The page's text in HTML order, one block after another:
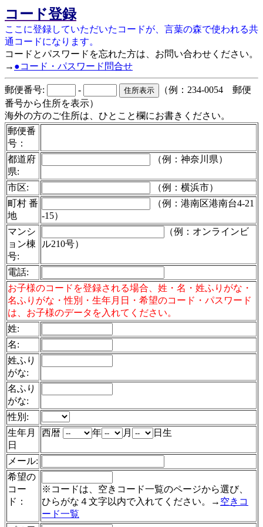
コード登録
ここに登録していただいたコードが、言葉の森で使われる共
通コードになります。
コードとパスワードを忘れた方は、お問い合わせください。
→ ●コード・パスワード問合せ
郵便番号: -
（例：234-0054 郵便
番号から住所を表示）
海外の方のご住所は、ひとこと欄にお書きください。
郵便番
号：
都道府
県:
（例：神奈川県）
市区:
（例：横浜市）
町村 番
地
（例：港南区港南台4-21
-15）
マンシ
ョン棟
号:
（例：オンラインビ
ル210号）
電話:
お子様のコードを登録される場合、姓・名・姓ふりがな・
名ふりがな・性別・生年月日・希望のコード・パスワード
は、お子様のデータを入れてください。
姓:
名:
姓ふり
がな:
名ふり
がな:
性別:
生年月
日
西暦 年 月 日生
メール:
希望の
コー
ド：
※コードは、空きコード一覧のページから選び、
ひらがな４文字以内で入れてください。→ 空きコ
ード一覧